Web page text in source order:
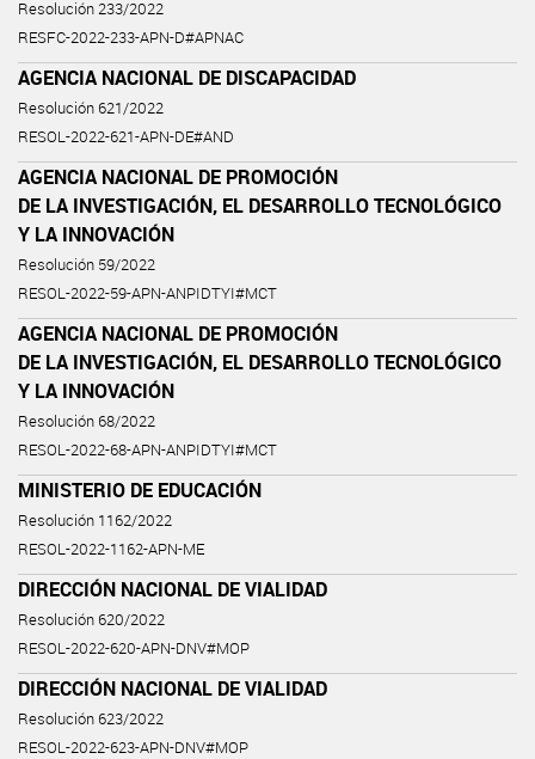
Resolución 233/2022
RESFC-2022-233-APN-D#APNAC
AGENCIA NACIONAL DE DISCAPACIDAD
Resolución 621/2022
RESOL-2022-621-APN-DE#AND
AGENCIA NACIONAL DE PROMOCIÓN
DE LA INVESTIGACIÓN, EL DESARROLLO TECNOLÓGICO
Y LA INNOVACIÓN
Resolución 59/2022
RESOL-2022-59-APN-ANPIDTYI#MCT
AGENCIA NACIONAL DE PROMOCIÓN
DE LA INVESTIGACIÓN, EL DESARROLLO TECNOLÓGICO
Y LA INNOVACIÓN
Resolución 68/2022
RESOL-2022-68-APN-ANPIDTYI#MCT
MINISTERIO DE EDUCACIÓN
Resolución 1162/2022
RESOL-2022-1162-APN-ME
DIRECCIÓN NACIONAL DE VIALIDAD
Resolución 620/2022
RESOL-2022-620-APN-DNV#MOP
DIRECCIÓN NACIONAL DE VIALIDAD
Resolución 623/2022
RESOL-2022-623-APN-DNV#MOP